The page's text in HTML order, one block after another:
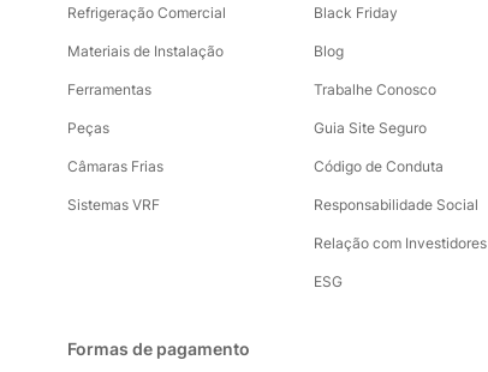
Refrigeração Comercial
Materiais de Instalação
Ferramentas
Peças
Câmaras Frias
Sistemas VRF
Black Friday
Blog
Trabalhe Conosco
Guia Site Seguro
Código de Conduta
Responsabilidade Social
Relação com Investidores
ESG
Formas de pagamento